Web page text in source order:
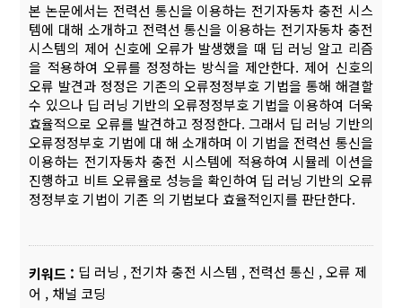
본 논문에서는 전력선 통신을 이용하는 전기자동차 충전 시스
템에 대해 소개하고 전력선 통신을 이용하는 전기자동차 충전
시스템의 제어 신호에 오류가 발생했을 때 딥 러닝 알고 리즘
을 적용하여 오류를 정정하는 방식을 제안한다. 제어 신호의
오류 발견과 정정은 기존의 오류정정부호 기법을 통해 해결할
수 있으나 딥 러닝 기반의 오류정정부호 기법을 이용하여 더욱
효율적으로 오류를 발견하고 정정한다. 그래서 딥 러닝 기반의
오류정정부호 기법에 대 해 소개하며 이 기법을 전력선 통신을
이용하는 전기자동차 충전 시스템에 적용하여 시뮬레 이션을
진행하고 비트 오류율로 성능을 확인하여 딥 러닝 기반의 오류
정정부호 기법이 기존 의 기법보다 효율적인지를 판단한다.
키워드 : 딥 러닝 , 전기차 충전 시스템 , 전력선 통신 ,오류 제
어 , 채널 코딩